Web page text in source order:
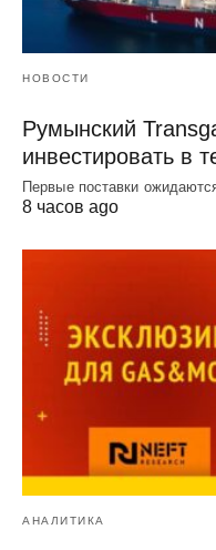
НОВОСТИ
Румынский
инвестировать
Первые поставки
8 часов ago
АНАЛИТИКА